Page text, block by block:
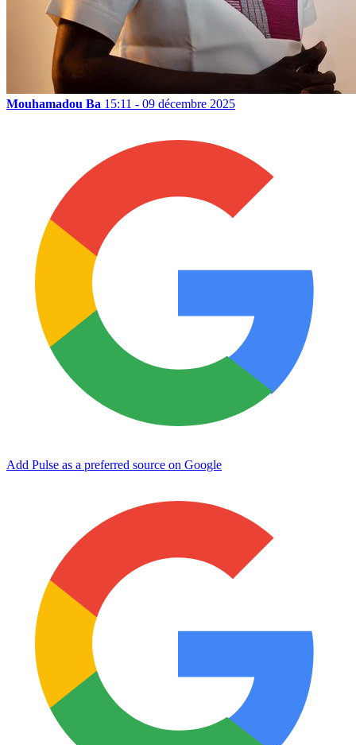
Mouhamadou Ba 15:11 - 09 décembre 2025
Add Pulse as a preferred source on Google